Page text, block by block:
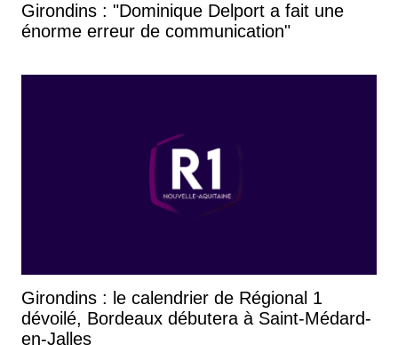
Girondins : "Dominique Delport a fait une
énorme erreur de communication"
Girondins : le calendrier de Régional 1
dévoilé, Bordeaux débutera à Saint-Médard-
en-Jalles